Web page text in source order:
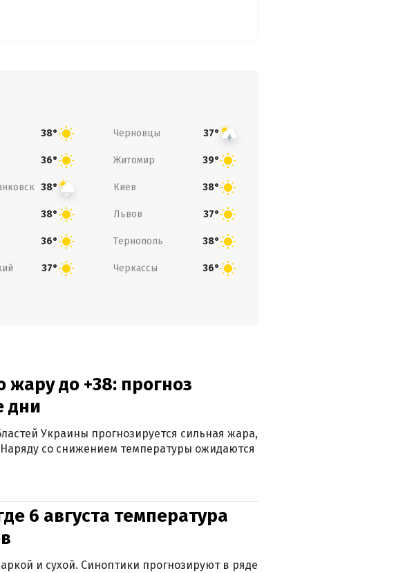
38° Черновцы 37°
36° Житомир 39°
38° Киев 38°
38° Львов 37°
36° Тернополь 38°
37° Черкассы 36°
до +38: прогноз
дни
Украины прогнозируется сильная жара,
Наряду со снижением температуры ожидаются
6 августа температура
и сухой. Синоптики прогнозируют в ряде